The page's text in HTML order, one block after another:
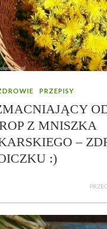
PRZEPISY
Z MNISZKA
–
:)